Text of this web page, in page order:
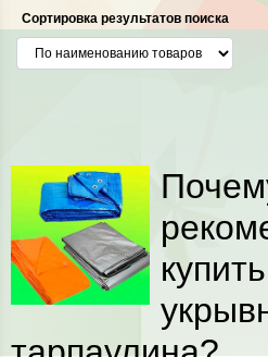
Сортировка результатов поиска